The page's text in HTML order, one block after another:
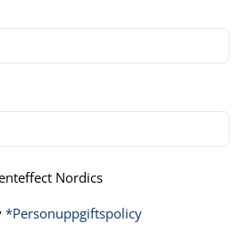
Nordics
*Personuppgiftspolicy